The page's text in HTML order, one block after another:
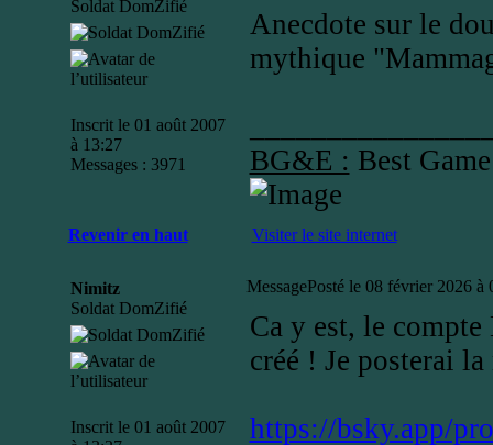
Soldat DomZifié
Inscrit le 01 août 2007
à 13:27
Messages : 3971
Anecdote sur le
mythique
BG&E : Best
Revenir en haut Visiter le site internet
Nimitz
Soldat DomZifié
Inscrit le 01 août 2007
MessagePosté le 08 février 2026 à
Ca y est, le
créé ! Je posterai
https://bsky.app/